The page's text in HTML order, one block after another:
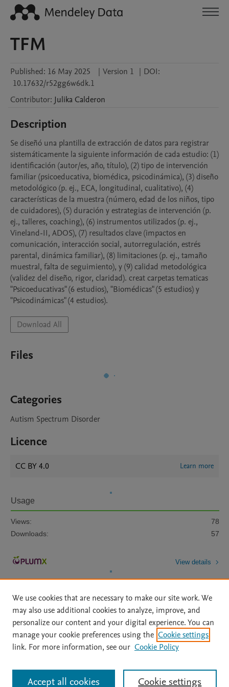
TFM
Published: 16 May 2025 | Version 1 | DOI:
10.17632/r52gg6w6dk.1
Contributor: Julika Calderon
Description
Se diseñó una plantilla de extracción de datos para registrar
sistemáticamente la siguiente información de cada estudio: (1)
identificación (autor/es, año, título), (2) tipo de intervención
familiar (psicoeducativa, biomédica, psicodinámica), (3) diseño
metodológico (p. ej., ECA, longitudinal, cualitativo), (4)
características de la muestra (número, edad de los niños, tipo
de cuidadores), (5) duración y estrategias de intervención (p.
ej., talleres, coaching), (6) instrumentos utilizados (p. ej.,
Vineland-II, ADOS), (7) resultados clave (impactos en
comunicación, interacción social, autorregulación, estrés
parental, dinámica familiar), (8) limitaciones (p. ej., tamaño
muestral, falta de seguimiento), y (9) calidad metodológica
(validez del diseño, rigor, claridad). creat carpetas tematicas
"Psicoeducativas" (6 estudios), "Biomédicas" (5 estudios) y
"Psicodinámicas" (4 estudios).
Download All
Files
Categories
Autism Spectrum Disorder
Licence
CC BY 4.0 Learn more
Usage
Views:
78
Downloads:
57
View details
Home | About | Accessibility Statement | Archive Policy
|
File Formats
| API Docs | OAI | Mission | Status Updates
All content on this site: Copyright © 2026 Elsevier inc, its licensors, and
contributors. All rights are reserved, including those for text and data mining,
We use cookies that are necessary to make our site work. We
may also use additional cookies to analyze, improve, and
personalize our content and your digital experience. You can
manage your cookie preferences using the Cookie settings
link. For more information, see our Cookie Policy
Cookie settings
Accept all cookies